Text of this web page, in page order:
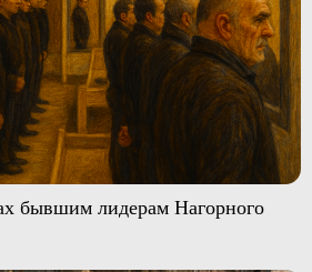
бывшим лидерам Нагорного